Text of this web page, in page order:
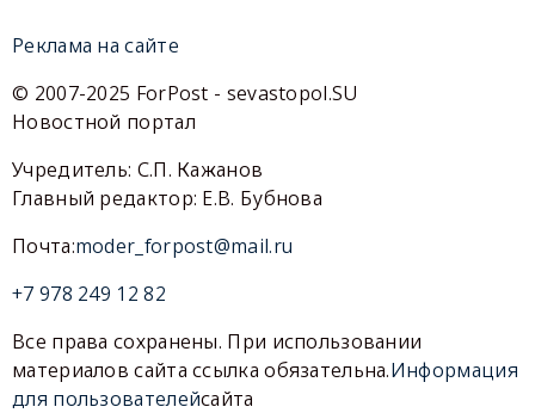
Реклама на сайте
© 2007-2025 ForPost - sevastopol.SU
Новостной портал
Учредитель: С.П. Кажанов
Главный редактор: Е.В. Бубнова
Почта:moder_forpost@mail.ru
+7 978 249 12 82
Все права сохранены. При использовании
материалов сайта ссылка обязательна.Информация
для пользователейсайта